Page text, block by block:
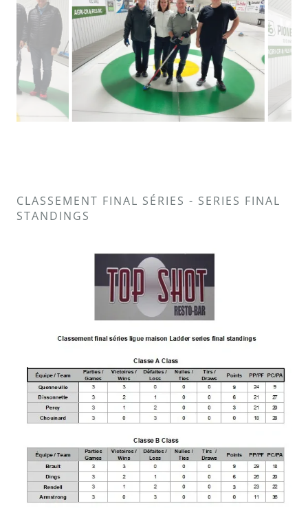
CLASSEMENT FINAL SÉRIES - SERIES FINAL
STANDINGS